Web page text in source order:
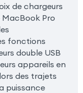
de chargeurs
Pro
fonctions
double USB
appareils en
des trajets
puissance